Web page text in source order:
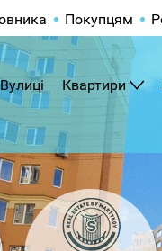
Покупцям
Вулиці Квартири